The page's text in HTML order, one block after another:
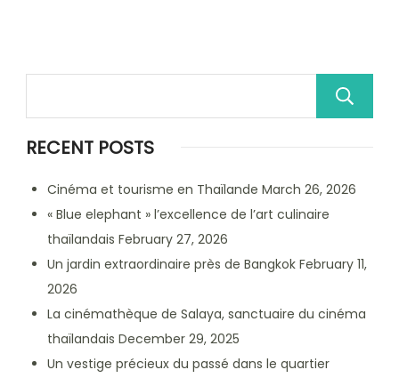
RECENT POSTS
Cinéma et tourisme en Thaïlande March 26, 2026
« Blue elephant » l’excellence de l’art culinaire
thaïlandais February 27, 2026
Un jardin extraordinaire près de Bangkok February 11,
2026
La cinémathèque de Salaya, sanctuaire du cinéma
thaïlandais December 29, 2025
Un vestige précieux du passé dans le quartier